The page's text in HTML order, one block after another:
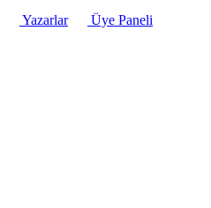
Yazarlar
Üye Paneli